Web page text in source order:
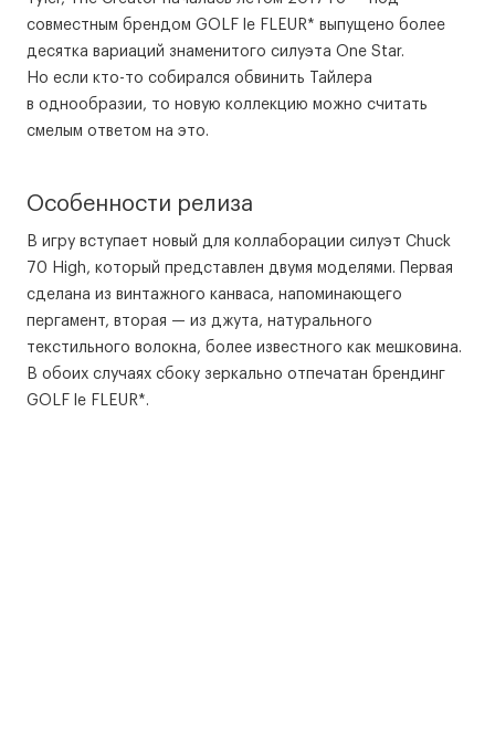
совместным брендом GOLF le FLEUR* выпущено более
десятка вариаций знаменитого силуэта One Star.
Но если кто-то собирался обвинить Тайлера
в однообразии, то новую коллекцию можно считать
смелым ответом на это.
Особенности релиза
В игру вступает новый для коллаборации силуэт Chuck
70 High, который представлен двумя моделями. Первая
сделана из винтажного канваса, напоминающего
пергамент, вторая — из джута, натурального
текстильного волокна, более известного как мешковина.
В обоих случаях сбоку зеркально отпечатан брендинг
GOLF le FLEUR*.